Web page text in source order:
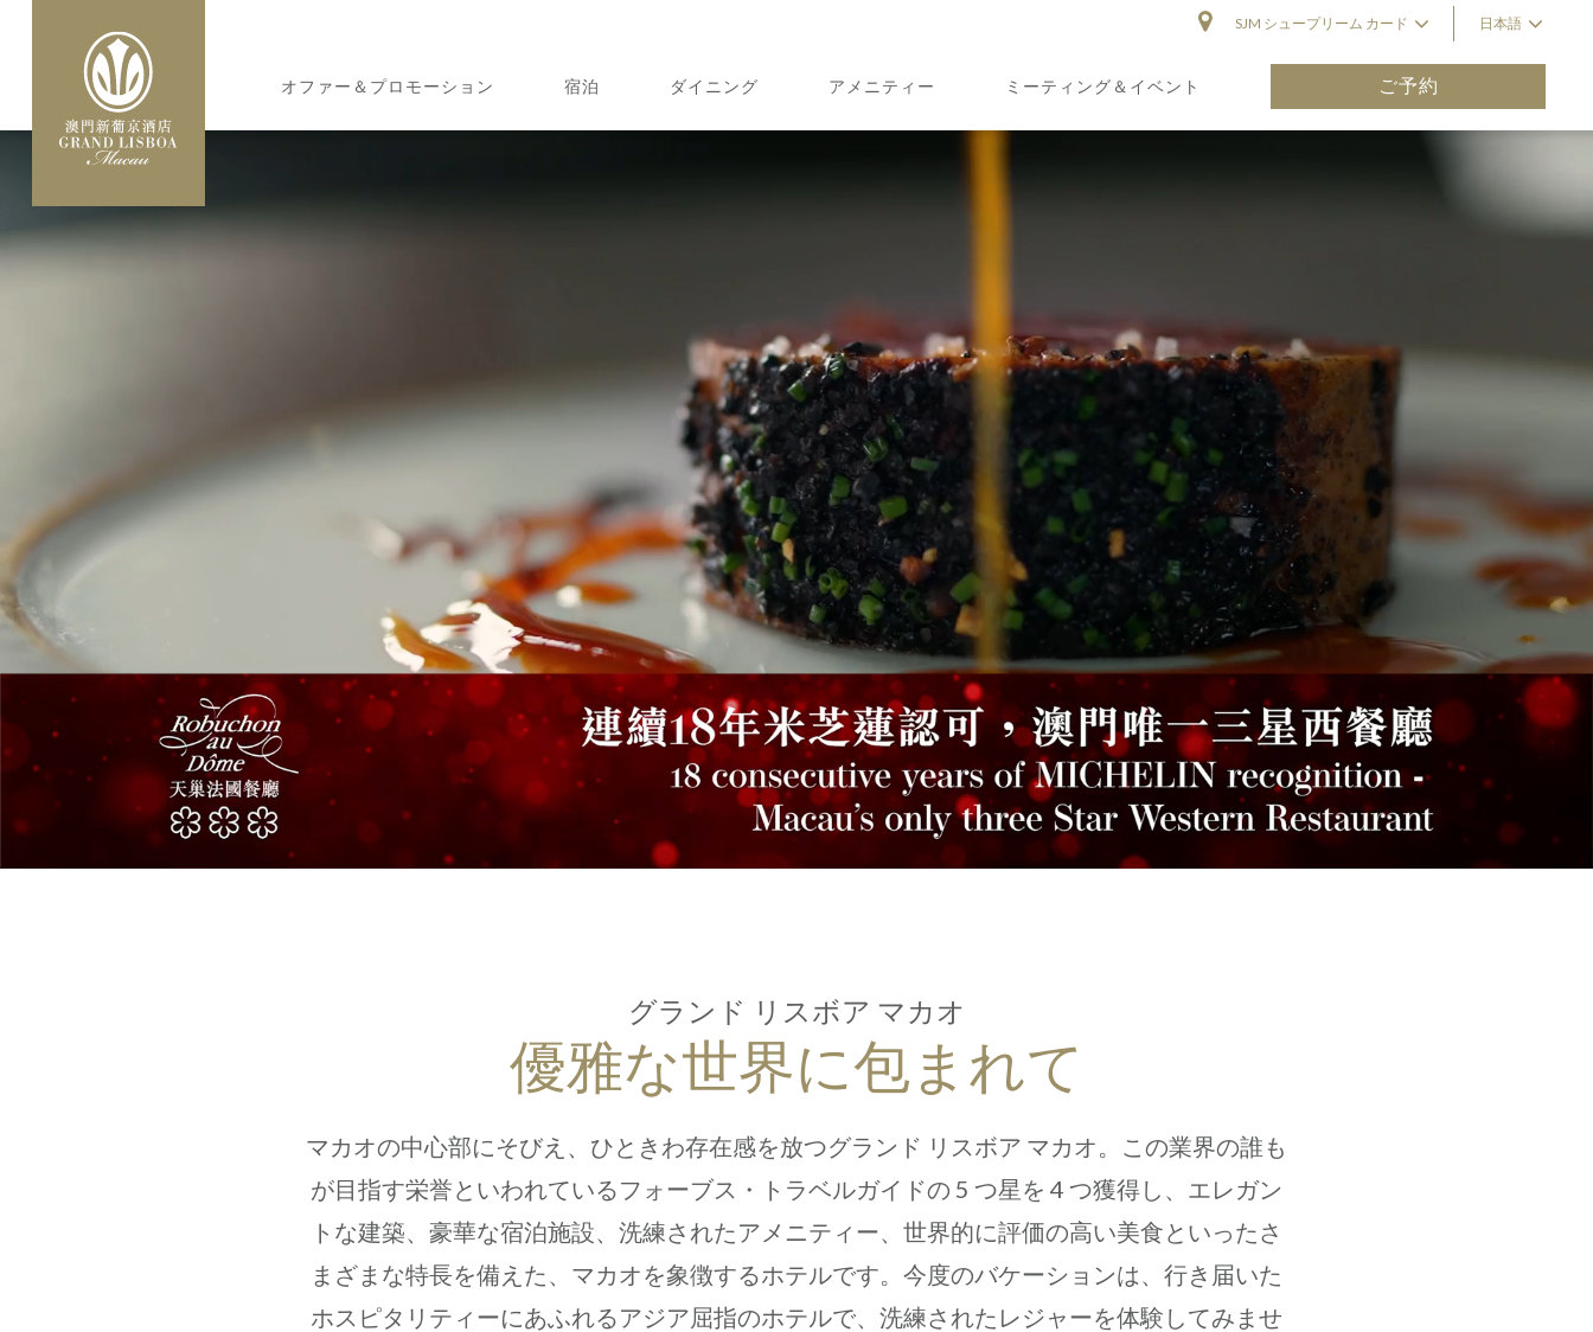
ン
に
SJM シュープリーム カード 日本語
NAVIGATION
オファー＆プロモーション 宿泊 ダイニング アメニティー ミーティング＆イベント ご予約
グランド リスボア マカオ
優雅な世界に包まれて
マカオの中心部にそびえ、ひときわ存在感を放つグランド リスボア マカオ。この業界の誰も
が目指す栄誉といわれているフォーブス・トラベルガイドの 5 つ星を 4 つ獲得し、エレガン
トな建築、豪華な宿泊施設、洗練されたアメニティー、世界的に評価の高い美食といったさ
まざまな特長を備えた、マカオを象徴するホテルです。今度のバケーションは、行き届いた
ホスピタリティーにあふれるアジア屈指のホテルで、洗練されたレジャーを体験してみませ